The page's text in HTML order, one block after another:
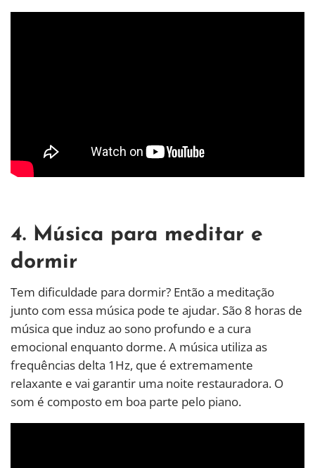
4. Música para meditar e
dormir
Tem dificuldade para dormir? Então a meditação
junto com essa música pode te ajudar. São 8 horas de
música que induz ao sono profundo e a cura
emocional enquanto dorme. A música utiliza as
frequências delta 1Hz, que é extremamente
relaxante e vai garantir uma noite restauradora. O
som é composto em boa parte pelo piano.